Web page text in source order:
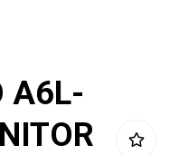
A6L-